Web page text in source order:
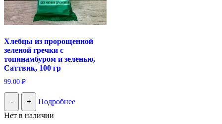
Хлебцы из пророщенной
зеленой гречки с
топинамбуром и зеленью,
Саттвик, 100 гр
99.00 ₽
- +
Подробнее
Нет в наличии